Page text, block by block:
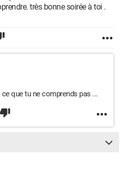
très bonne soirée à toi .
que tu ne comprends pas ...